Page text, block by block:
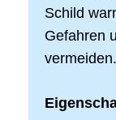
Schild
Gefahren
vermeiden.